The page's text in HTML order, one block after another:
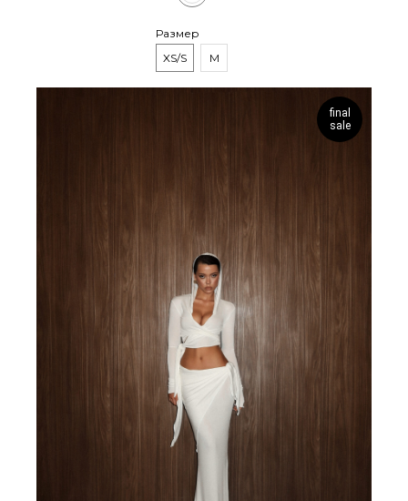
Размер
XS/S
M
final
sale